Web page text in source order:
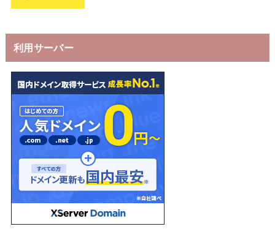
利用サーバー